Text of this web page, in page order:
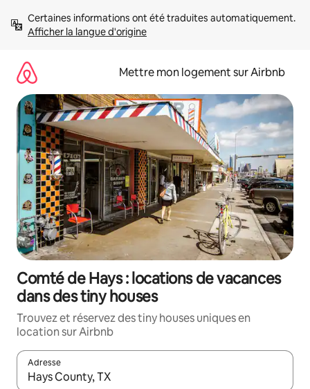
directement
Afficher la langue d'origine
Mettre mon logement sur Airbnb
Comté de Hays : locations de vacances
dans des tiny houses
Trouvez et réservez des tiny houses uniques en
location sur Airbnb
Adresse
Lorsque les résultats s'affichent, utilisez les flèches vers le